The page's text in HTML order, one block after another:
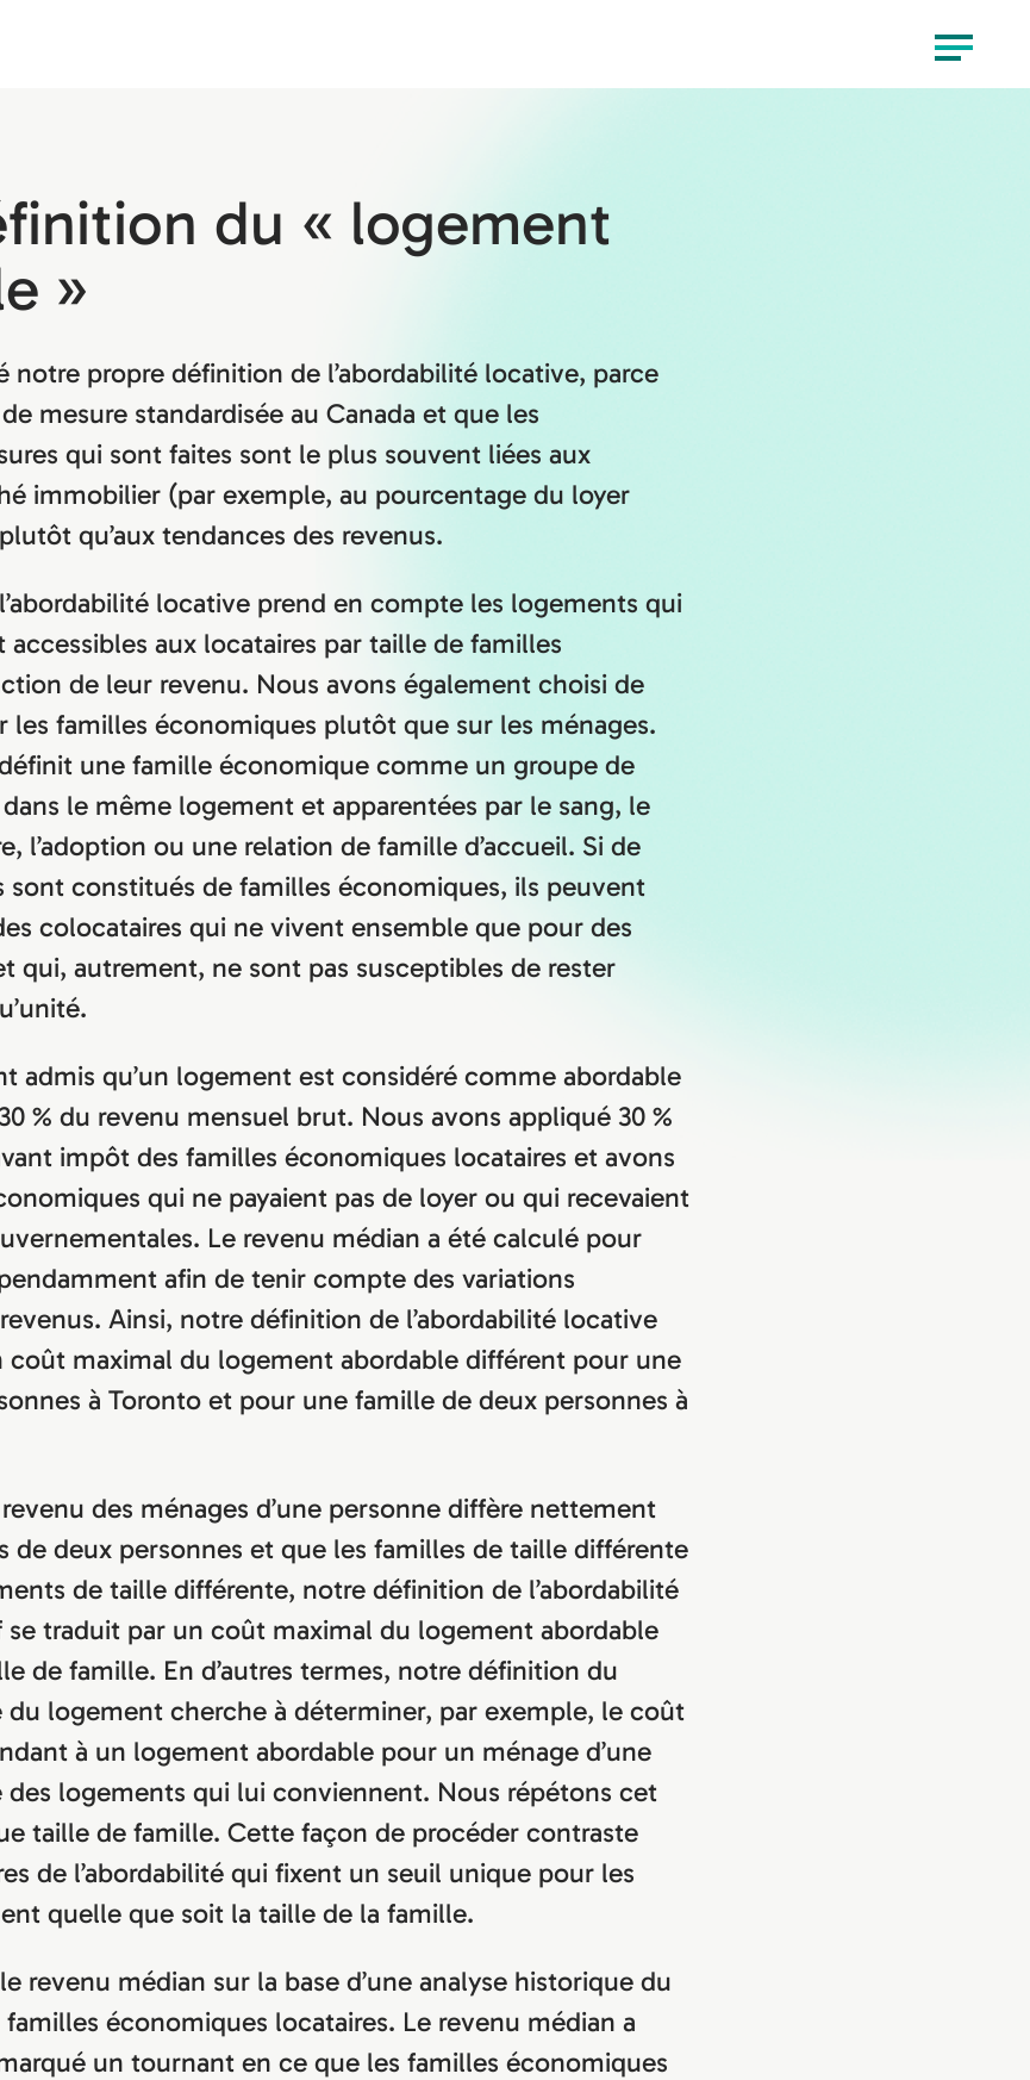
Menu
du « logement
»
notre propre définition de l’abordabilité locative, parce
de mesure standardisée au Canada et que les
qui sont faites sont le plus souvent liées aux
immobilier (par exemple, au pourcentage du loyer
qu’aux tendances des revenus.
locative prend en compte les logements qui
aux locataires par taille de familles
de leur revenu. Nous avons également choisi de
les familles économiques plutôt que sur les ménages.
une famille économique comme un groupe de
le même logement et apparentées par le sang, le
l’adoption ou une relation de famille d’accueil. Si de
sont constitués de familles économiques, ils peuvent
colocataires qui ne vivent ensemble que pour des
qui, autrement, ne sont pas susceptibles de rester
admis qu’un logement est considéré comme abordable
% du revenu mensuel brut. Nous avons appliqué 30 %
impôt des familles économiques locataires et avons
qui ne payaient pas de loyer ou qui recevaient
Le revenu médian a été calculé pour
afin de tenir compte des variations
Ainsi, notre définition de l’abordabilité locative
coût maximal du logement abordable différent pour une
à Toronto et pour une famille de deux personnes à
des ménages d’une personne diffère nettement
de deux personnes et que les familles de taille différente
de taille différente, notre définition de l’abordabilité
traduit par un coût maximal du logement abordable
de famille. En d’autres termes, notre définition du
du logement cherche à déterminer, par exemple, le coût
à un logement abordable pour un ménage d’une
des logements qui lui conviennent. Nous répétons cet
taille de famille. Cette façon de procéder contraste
de l’abordabilité qui fixent un seuil unique pour les
quelle que soit la taille de la famille.
revenu médian sur la base d’une analyse historique du
familles économiques locataires. Le revenu médian a
un tournant en ce que les familles économiques